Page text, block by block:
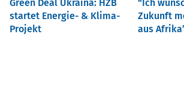
Green Deal Ukraina: HZB
startet Energie- & Klima-
Projekt
“Ich
Zukunft
aus